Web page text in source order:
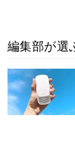
編集部が選